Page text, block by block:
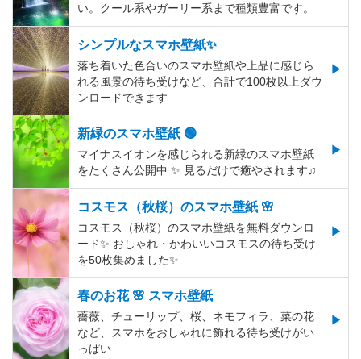
い。クール系やガーリー系まで種類豊富です。
シンプルなスマホ壁紙✨
落ち着いた色合いのスマホ壁紙や上品に感じら
れる風景の待ち受けなど、合計で100枚以上ダウ
ンロードできます
新緑のスマホ壁紙 🟢
マイナスイオンを感じられる新緑のスマホ壁紙
をたくさん公開中 ✨ 見るだけで癒やされます♫
コスモス（秋桜）のスマホ壁紙 🌸
コスモス（秋桜）のスマホ壁紙を無料ダウンロ
ード✨️ おしゃれ・かわいいコスモスの待ち受け
を50枚集めました✨️
春のお花 🌸 スマホ壁紙
薔薇、チューリップ、桜、ネモフィラ、菜の花
など、スマホをおしゃれに飾れる待ち受けがい
っぱい